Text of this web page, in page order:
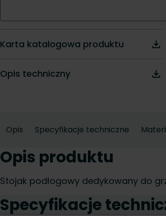
Karta katalogowa produktu
Opis techniczny
Opis Specyfikacje techniczne
Opis produktu
Stojak podłogowy dedykowany do
Specyfikacje